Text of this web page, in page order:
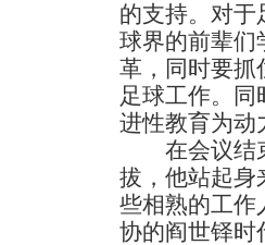
的支持。对于
球界的前辈们
革，同时要抓
足球工作。
进性教育为动
在会议结束
拔，他站起身
些相熟的工作
协的阎世铎时